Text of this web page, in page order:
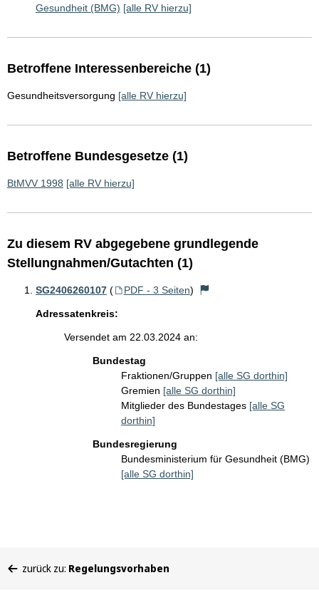
Gesundheit (BMG) [alle RV hierzu]
Betroffene Interessenbereiche (1)
Gesundheitsversorgung [alle RV hierzu]
Betroffene Bundesgesetze (1)
BtMVV 1998 [alle RV hierzu]
Zu diesem RV abgegebene grundlegende
Stellungnahmen/Gutachten (1)
SG2406260107 ( PDF - 3 Seiten)
Adressatenkreis:
Versendet am 22.03.2024 an:
Bundestag
Fraktionen/Gruppen [alle SG dorthin]
Gremien [alle SG dorthin]
Mitglieder des Bundestages [alle SG
dorthin]
Bundesregierung
Bundesministerium für Gesundheit (BMG)
[alle SG dorthin]
befinden
zurück zu: Regelungsvorhaben